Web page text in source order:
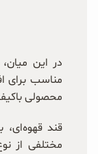
مناسب برای
محصولی
قند
مختلفی از